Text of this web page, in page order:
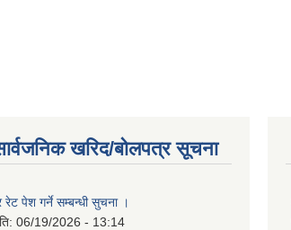
खरिद/बोलपत्र सूचना
रेट पेश गर्ने सम्बन्धी सुचना ।
06/19/2026 - 13:14